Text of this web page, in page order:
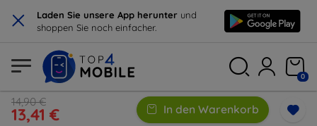
× Laden Sie unsere App herunter und
shoppen Sie noch einfacher.
0
14,90 €
13,41 € In den Warenkorb